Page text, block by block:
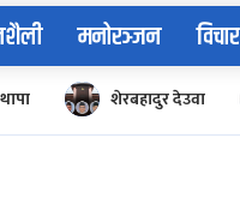
मनोरञ्जन विचार
शेरबहादुर देउवा